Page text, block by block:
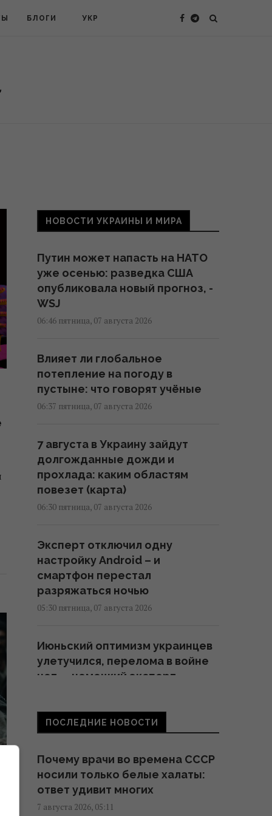
БЛОГИ УКР
НОВОСТИ УКРАИНЫ И МИРА
Путин может напасть на НАТО
уже осенью: разведка США
опубликовала новый прогноз, -
WSJ
06:46 пятница, 07 августа 2026
Влияет ли глобальное
потепление на погоду в
пустыне: что говорят учёные
06:37 пятница, 07 августа 2026
7 августа в Украину зайдут
долгожданные дожди и
прохлада: каким областям
повезет (карта)
06:30 пятница, 07 августа 2026
Эксперт отключил одну
настройку Android – и
смартфон перестал
разряжаться ночью
05:30 пятница, 07 августа 2026
Июньский оптимизм украинцев
улетучился, перелома в войне
нет, – немецкий эксперт
Удары России по кораблям в
последствия
04:37 пятница, 07 августа 2026
ПОСЛЕДНИЕ НОВОСТИ
Почему врачи во времена СССР
носили только белые халаты:
ответ удивит многих
7 августа 2026, 05:11